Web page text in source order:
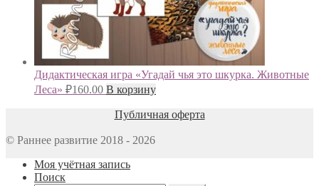
Дидактическая игра «Угадай чья это шкурка. Животные
Леса» ₽160.00 В корзину
Публичная оферта
© Раннее развитие 2018 - 2026
Моя учётная запись
Поиск